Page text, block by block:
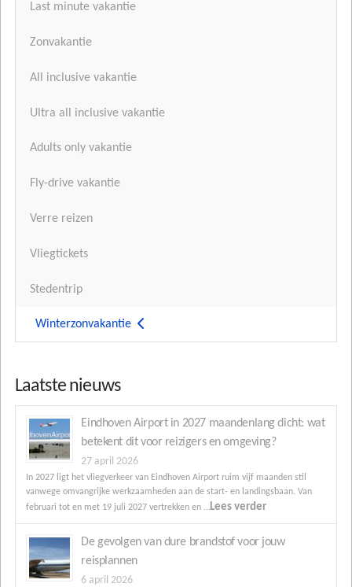
Last minute vakantie
Zonvakantie
All inclusive vakantie
Ultra all inclusive vakantie
Adults only vakantie
Fly-drive vakantie
Verre reizen
Vliegtickets
Stedentrip
Winterzonvakantie
Laatste nieuws
Eindhoven Airport in 2027 maandenlang dicht: wat
betekent dit voor reizigers en omgeving?
27 april 2026
In 2027 ligt het vliegverkeer van Eindhoven Airport ruim vijf maanden stil
vanwege omvangrijke werkzaamheden aan de start- en landingsbaan. Van
februari tot en met 19 juli 2027 vertrekken en …Lees verder
De gevolgen van dure brandstof voor jouw
reisplannen
6 april 2026